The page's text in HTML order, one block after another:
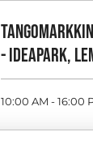
- IDEAPARK,
10:00 AM - 16:00